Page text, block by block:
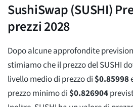
SushiSwap (SUSHI)
prezzi 2028
Dopo alcune approfondite
stimiamo che il prezzo del SUSHI
livello medio di prezzo di$0.85998
prezzo minimo di$0.826904